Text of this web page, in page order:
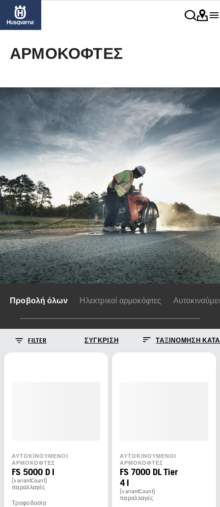
ΑΡΜΟΚΌΦΤΕΣ
Προβολή όλων Ηλεκτρικοί αρμοκόφτες
FILTER ΣΎΓΚΡΙΣΗ ΤΑΞΙΝΌΜΗΣΗ ΚΑΤΆ
ΑΥΤΟΚΙΝΟΎΜΕΝΟΙ
ΑΡΜΟΚΌΦΤΕΣ
FS 5000 D I
{variantCount}
παραλλαγές
Τροφοδοσία
ΑΥΤΟΚΙΝΟΎΜΕΝΟΙ
ΑΡΜΟΚΌΦΤΕΣ
FS 7000 DL Tier
4 I
{variantCount}
παραλλαγές